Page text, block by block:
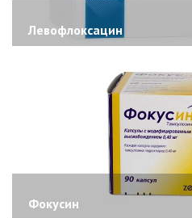
Левофлоксацин
Фокусин